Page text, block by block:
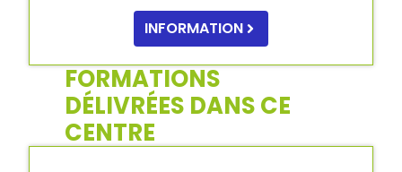
INFORMATION
FORMATIONS
DÉLIVRÉES DANS CE
CENTRE